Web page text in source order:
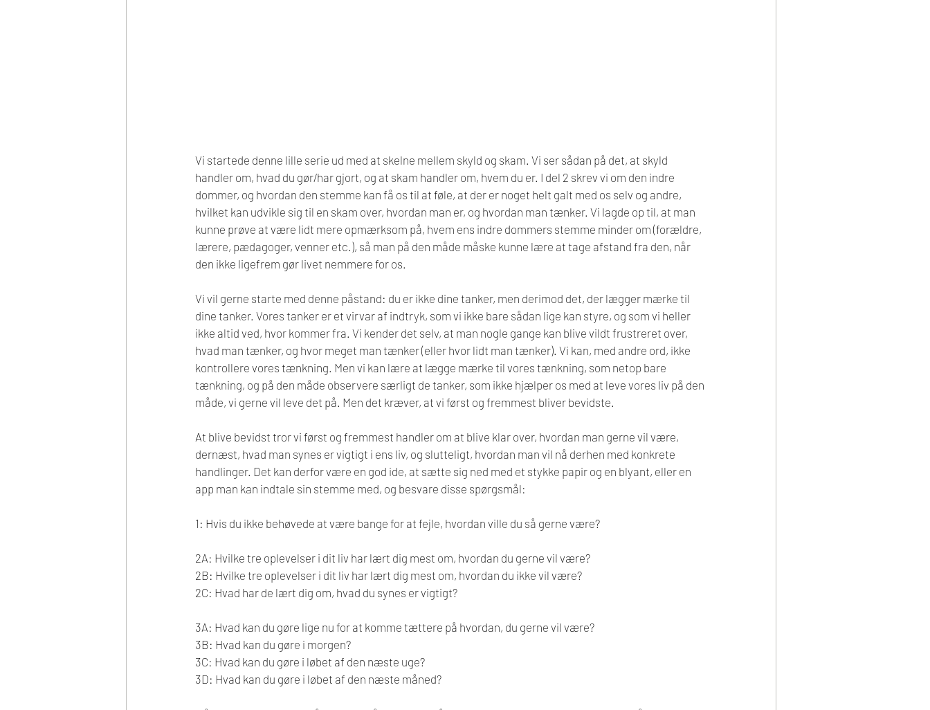
Vi startede denne lille serie ud med at skelne mellem skyld og skam. Vi ser sådan på det, at skyld
handler om, hvad du gør/har gjort, og at skam handler om, hvem du er. I del 2 skrev vi om den indre
dommer, og hvordan den stemme kan få os til at føle, at der er noget helt galt med os selv og andre,
hvilket kan udvikle sig til en skam over, hvordan man er, og hvordan man tænker. Vi lagde op til, at man
kunne prøve at være lidt mere opmærksom på, hvem ens indre dommers stemme minder om (forældre,
lærere, pædagoger, venner etc.), så man på den måde måske kunne lære at tage afstand fra den, når
den ikke ligefrem gør livet nemmere for os.
Vi vil gerne starte med denne påstand: du er ikke dine tanker, men derimod det, der lægger mærke til
dine tanker. Vores tanker er et virvar af indtryk, som vi ikke bare sådan lige kan styre, og som vi heller
ikke altid ved, hvor kommer fra. Vi kender det selv, at man nogle gange kan blive vildt frustreret over,
hvad man tænker, og hvor meget man tænker (eller hvor lidt man tænker). Vi kan, med andre ord, ikke
kontrollere vores tænkning. Men vi kan lære at lægge mærke til vores tænkning, som netop bare
tænkning, og på den måde observere særligt de tanker, som ikke hjælper os med at leve vores liv på den
måde, vi gerne vil leve det på. Men det kræver, at vi først og fremmest bliver bevidste.
At blive bevidst tror vi først og fremmest handler om at blive klar over, hvordan man gerne vil være,
dernæst, hvad man synes er vigtigt i ens liv, og slutteligt, hvordan man vil nå derhen med konkrete
handlinger. Det kan derfor være en god ide, at sætte sig ned med et stykke papir og en blyant, eller en
app man kan indtale sin stemme med, og besvare disse spørgsmål:
1: Hvis du ikke behøvede at være bange for at fejle, hvordan ville du så gerne være?
2A: Hvilke tre oplevelser i dit liv har lært dig mest om, hvordan du gerne vil være?
2B: Hvilke tre oplevelser i dit liv har lært dig mest om, hvordan du ikke vil være?
2C: Hvad har de lært dig om, hvad du synes er vigtigt?
3A: Hvad kan du gøre lige nu for at komme tættere på hvordan, du gerne vil være?
3B: Hvad kan du gøre i morgen?
3C: Hvad kan du gøre i løbet af den næste uge?
3D: Hvad kan du gøre i løbet af den næste måned?